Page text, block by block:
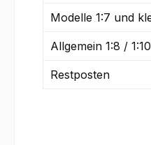
Modelle 1:7 und
Allgemein 1:8 / 1:10
Restposten